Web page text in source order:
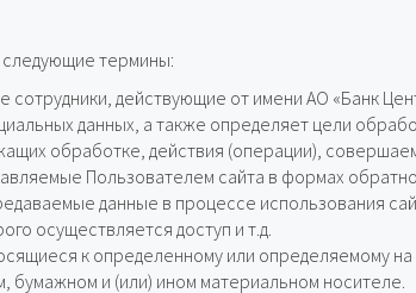
следующие термины:
действующие от имени АО «Банк
данных, а также определяет цели
обработке, действия (операции),
Пользователем сайта в формах
данные в процессе использования
осуществляется доступ и т.д.
к определенному или определяемому
бумажном и (или) ином материальном носителе.